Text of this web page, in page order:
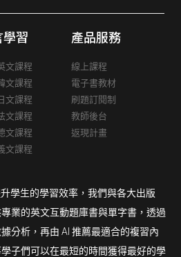
習
文課程
文課程
文課程
文課程
文課程
文課程
產品服務
線上課程
電子書教材
刷題訂閱制
教師後台
返現計畫
學生的學習效率，我們與各大出版
業的英文互動題庫書與單字書，透過
分析，再由 AI 推薦最適合的複習內
子們可以在最短的時間獲得最好的學